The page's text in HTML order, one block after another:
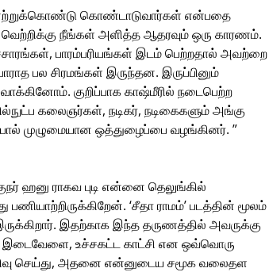
ஏற்றுக்கொண்டு கொண்டாடுவார்கள் என்பதை
வெற்றிக்கு நீங்கள் அளித்த ஆதரவும் ஒரு காரணம்.
பாரம்பரியங்கள் இடம் பெற்றதால் அவற்றை
பல சிரமங்கள் இருந்தன. இருப்பினும்
குறிப்பாக காஷ்மீரில் நடைபெற்ற
கலைஞர்கள், நடிகர், நடிகைகளும் அங்கு
முழுமையான ஒத்துழைப்பை வழங்கினர். ”
ஹனு ராகவ புடி என்னை தெலுங்கில்
‘சீதா ராமம்’ படத்தின் மூலம்
இதற்காக இந்த தருணத்தில் அவருக்கு
இடைவேளை, உச்சகட்ட காட்சி என ஒவ்வொரு
செய்து, அதனை என்னுடைய சமூக வலைதள